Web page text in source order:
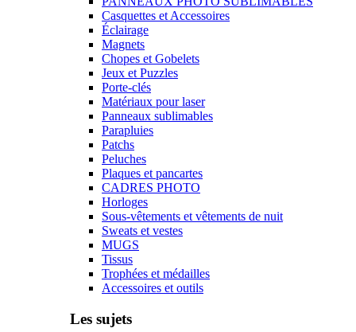
Casquettes et Accessoires
Éclairage
Magnets
Chopes et Gobelets
Jeux et Puzzles
Porte-clés
Matériaux pour laser
Panneaux sublimables
Parapluies
Patchs
Peluches
Plaques et pancartes
CADRES PHOTO
Horloges
Sous-vêtements et vêtements de nuit
Sweats et vestes
MUGS
Tissus
Trophées et médailles
Accessoires et outils
Les sujets